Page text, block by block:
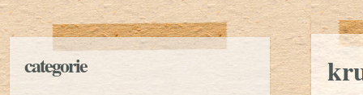
categorie